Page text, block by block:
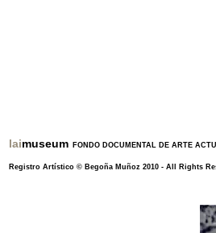
laimuseum FONDO DOCUMENTAL DE ARTE
Registro Artístico © Begoña Muñoz 2010 - All Rights